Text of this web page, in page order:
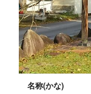
名称(かな)